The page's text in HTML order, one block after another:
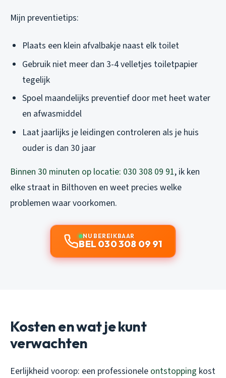
Mijn preventietips:
Plaats een klein afvalbakje naast elk toilet
Gebruik niet meer dan 3-4 velletjes toiletpapier
tegelijk
Spoel maandelijks preventief door met heet water
en afwasmiddel
Laat jaarlijks je leidingen controleren als je huis
ouder is dan 30 jaar
Binnen 30 minuten op locatie: 030 308 09 91, ik ken
elke straat in Bilthoven en weet precies welke
problemen waar voorkomen.
NU BEREIKBAAR
BEL 030 308 09 91
Kosten en wat je kunt
verwachten
Eerlijkheid voorop: een professionele ontstopping kost